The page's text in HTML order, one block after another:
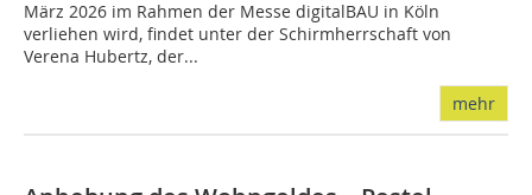
März 2026 im Rahmen der Messe digitalBAU in Köln
verliehen wird, findet unter der Schirmherrschaft von
Verena Hubertz, der...
mehr